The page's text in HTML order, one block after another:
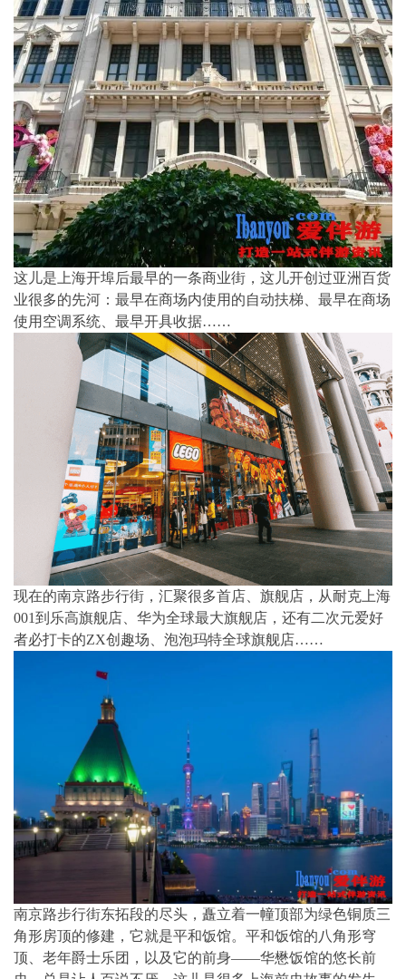
这儿是上海开埠后最早的一条商业街，这儿开创过亚洲百货
业很多的先河：最早在商场内使用的自动扶梯、最早在商场
使用空调系统、最早开具收据……
现在的南京路步行街，汇聚很多首店、旗舰店，从耐克上海
001到乐高旗舰店、华为全球最大旗舰店，还有二次元爱好
者必打卡的ZX创趣场、泡泡玛特全球旗舰店……
南京路步行街东拓段的尽头，矗立着一幢顶部为绿色铜质三
角形房顶的修建，它就是平和饭馆。平和饭馆的八角形穹
顶、老年爵士乐团，以及它的前身——华懋饭馆的悠长前